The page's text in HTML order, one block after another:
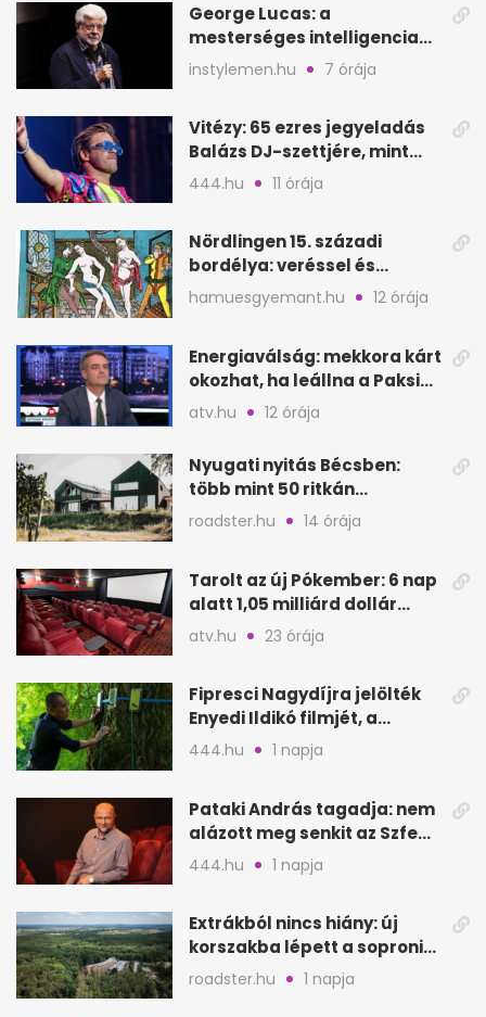
George Lucas: a
mesterséges intelligencia
lehet Hollywood következő
lépése
instylemen.hu 7 órája
Vitézy: 65 ezres jegyeladás
Balázs DJ-szettjére, mint
Puskás teltház metró nélkül
444.hu 11 órája
Nördlingen 15. századi
bordélya: veréssel és
éheztetéssel tartották
fogva a nőket
hamuesgyemant.hu 12 órája
Energiaválság: mekkora kárt
okozhat, ha leállna a Paksi
Atomerőmű?
atv.hu 12 órája
Nyugati nyitás Bécsben:
több mint 50 ritkán
látogatható épület
roadster.hu 14 órája
Tarolt az új Pókember: 6 nap
alatt 1,05 milliárd dollár
bevétel
atv.hu 23 órája
Fipresci Nagydíjra jelölték
Enyedi Ildikó filmjét, a
Csendes barátot
444.hu 1 napja
Pataki András tagadja: nem
alázott meg senkit az Szfe
felvételijén
444.hu 1 napja
Extrákból nincs hiány: új
korszakba lépett a soproni
Fagus Hotel
roadster.hu 1 napja